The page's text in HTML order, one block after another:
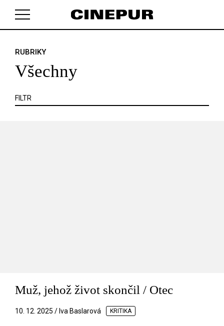
RUBRIKY
Všechny
FILTR
KRITIKA MIMO KINO POJEM PORTRÉT
Muž, jehož život skončil / Otec
10. 12. 2025 / Iva Baslarová KRITIKA